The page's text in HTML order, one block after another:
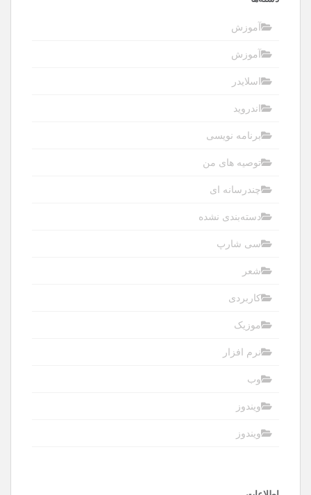
آموزش
آموزش
اسلایدر
اندروید
برنامه نویسی
توصیه های من
چندرسانه ای
دسته‌بندی نشده
سی شارپ
شعر
کاربردی
موزیک
نرم افزار
وب
ویندوز
ویندوز